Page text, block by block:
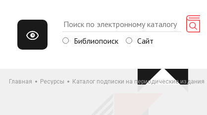
Библиопоиск Сайт
Главная Ресурсы Каталог подписки на периодические издания